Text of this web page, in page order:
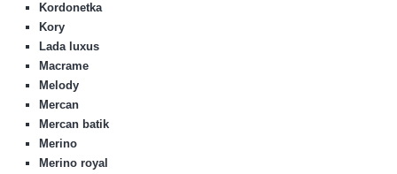
Kordonetka
Kory
Lada luxus
Macrame
Melody
Mercan
Mercan batik
Merino
Merino royal